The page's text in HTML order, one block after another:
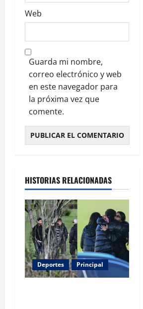
Web
Guarda mi nombre,
correo electrónico y web
en este navegador para
la próxima vez que
comente.
HISTORIAS RELACIONADAS
Deportes Principal